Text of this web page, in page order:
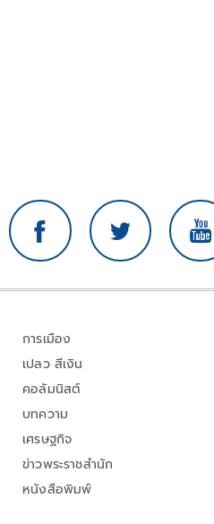
การเมือง
เปลว สีเงิน
คอลัมนิสต์
บทความ
เศรษฐกิจ
ข่าวพระราชสำนัก
หนังสือพิมพ์